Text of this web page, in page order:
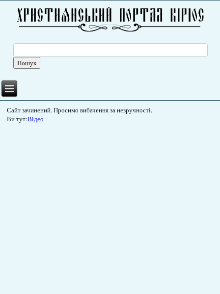
Сайт зачинений. Просимо вибачення за незручності.
Ви тут:Відео